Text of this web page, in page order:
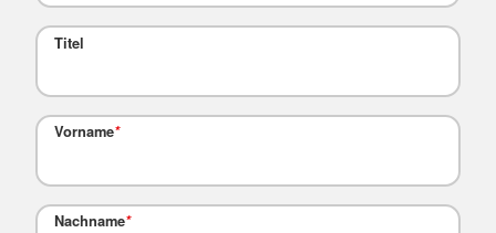
Titel
Vorname*
Nachname*